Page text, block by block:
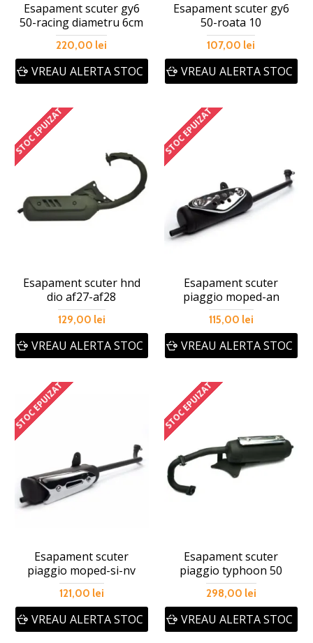
Esapament scuter gy6
50-racing diametru 6cm
220,00 lei
VREAU ALERTA STOC
Esapament scuter gy6
50-roata 10
107,00 lei
VREAU ALERTA STOC
STOC EPUIZAT
Esapament scuter hnd
dio af27-af28
129,00 lei
VREAU ALERTA STOC
STOC EPUIZAT
Esapament scuter
piaggio moped-an
115,00 lei
VREAU ALERTA STOC
STOC EPUIZAT
Esapament scuter
piaggio moped-si-nv
121,00 lei
VREAU ALERTA STOC
STOC EPUIZAT
Esapament scuter
piaggio typhoon 50
298,00 lei
VREAU ALERTA STOC